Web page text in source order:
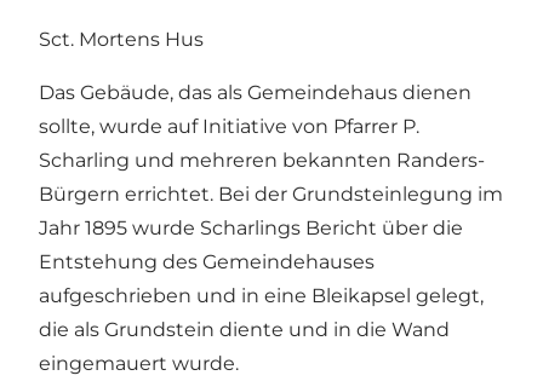
Sct. Mortens Hus
Das Gebäude, das als Gemeindehaus dienen
sollte, wurde auf Initiative von Pfarrer P.
Scharling und mehreren bekannten Randers-
Bürgern errichtet. Bei der Grundsteinlegung im
Jahr 1895 wurde Scharlings Bericht über die
Entstehung des Gemeindehauses
aufgeschrieben und in eine Bleikapsel gelegt,
die als Grundstein diente und in die Wand
eingemauert wurde.